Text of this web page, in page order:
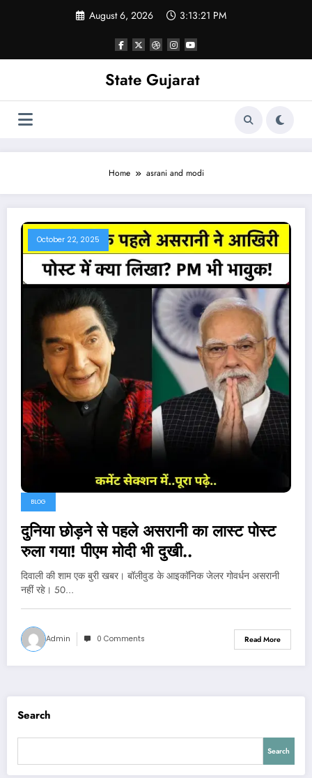
August 6, 2026 3:13:21 PM
State Gujarat
Home asrani and modi
October 22, 2025
BLOG
दुनिया छोड़ने से पहले असरानी का लास्ट पोस्ट
रुला गया! पीएम मोदी भी दुखी..
दिवाली की शाम एक बुरी खबर। बॉलीवुड के आइकॉनिक जेलर गोवर्धन असरानी
नहीं रहे। 50…
Admin 0 Comments Read More
Search
Search